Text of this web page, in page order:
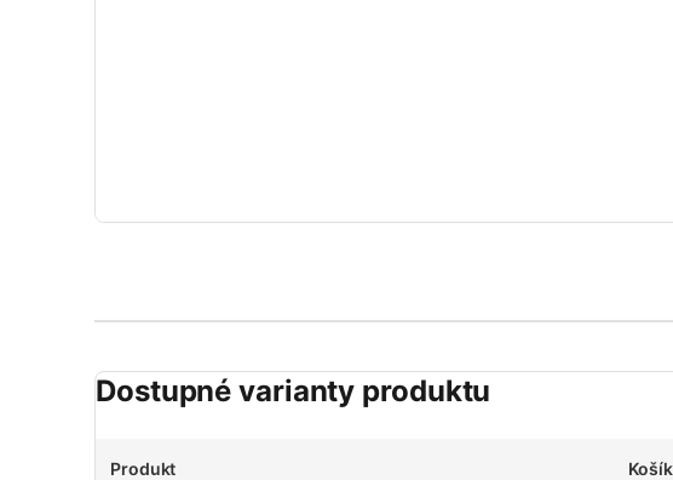
Dostupné varianty produktu
Produkt Košík